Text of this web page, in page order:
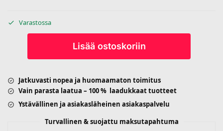
Varastossa
Lisää ostoskoriin
Jatkuvasti nopea ja huomaamaton toimitus
Vain parasta laatua – 100 % laadukkaat tuotteet
Ystävällinen ja asiakasläheinen asiakaspalvelu
Turvallinen & suojattu maksutapahtuma